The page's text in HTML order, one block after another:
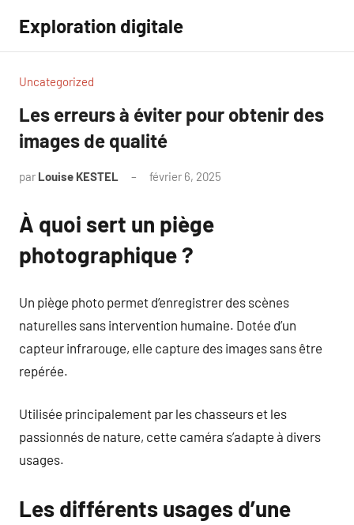
contenu
Exploration digitale
Uncategorized
Les erreurs à éviter pour obtenir des
images de qualité
par Louise KESTEL février 6, 2025
À quoi sert un piège
photographique ?
Un piège photo permet d’enregistrer des scènes
naturelles sans intervention humaine. Dotée d’un
capteur infrarouge, elle capture des images sans être
repérée.
Utilisée principalement par les chasseurs et les
passionnés de nature, cette caméra s’adapte à divers
usages.
Les différents usages d’une